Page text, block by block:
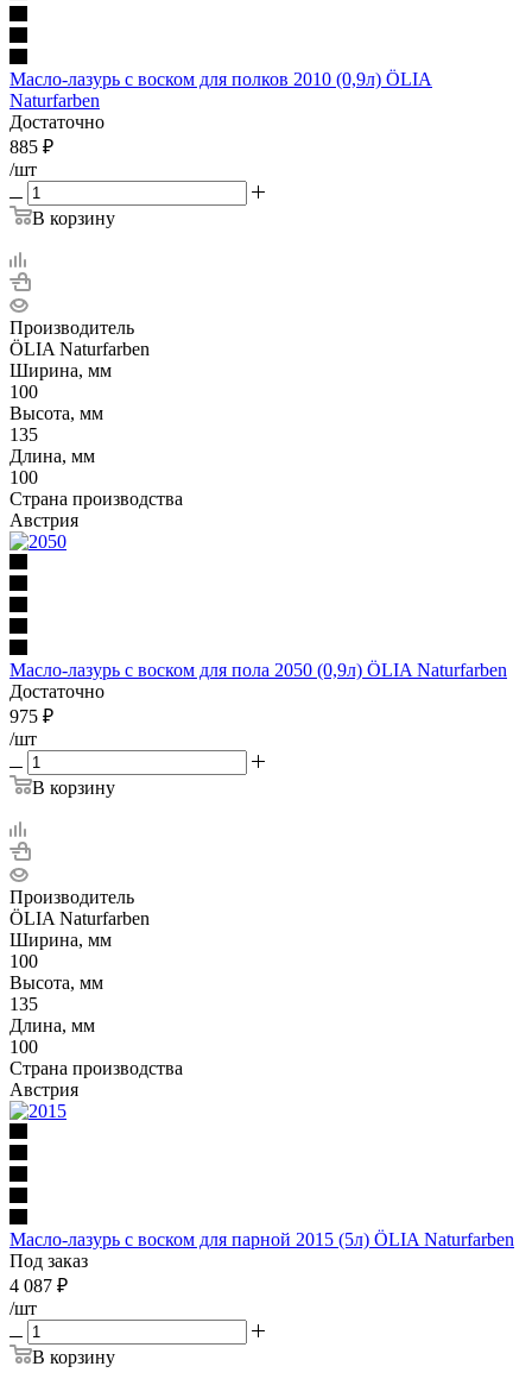
Масло-лазурь с воском для полков 2010 (0,9л) ÖLIA
Naturfarben
Достаточно
885 ₽
/шт
В корзину
Производитель
ÖLIA Naturfarben
Ширина, мм
100
Высота, мм
135
Длина, мм
100
Страна производства
Австрия
Масло-лазурь с воском для пола 2050 (0,9л) ÖLIA Naturfarben
Достаточно
975 ₽
/шт
В корзину
Производитель
ÖLIA Naturfarben
Ширина, мм
100
Высота, мм
135
Длина, мм
100
Страна производства
Австрия
Масло-лазурь с воском для парной 2015 (5л) ÖLIA Naturfarben
Под заказ
4 087 ₽
/шт
В корзину